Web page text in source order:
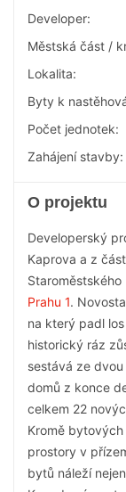
Developer:
Městská část /
Lokalita:
Byty k
Počet jednotek:
Zahájení stavby:
O projektu
Developerský
Kaprova a z
Prahu 1.
na který padl
historický ráz
sestává ze
domů z konce
celkem 22
Kromě
prostory v
bytů náleží